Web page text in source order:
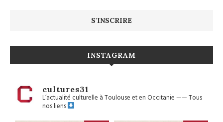
INSTAGRAM
cultures31
L’actualité culturelle à Toulouse et en Occitanie——Tous
nos liens